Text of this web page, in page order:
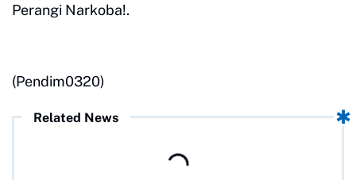
Perangi Narkoba!.
(Pendim0320)
Related News